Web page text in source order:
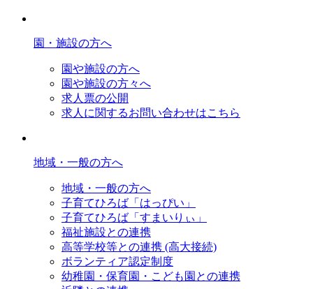
園・施設の方へ
園や施設の方へ
園や施設の方々へ
求人票の公開
求人に関するお問い合わせはこちら
地域・一般の方へ
地域・一般の方へ
子育てひろば「はっぴい」
子育てひろば「すまいりぃ」
福祉施設との連携
高等学校等との連携 (高大接続)
ボランティア認定制度
幼稚園・保育園・こども園との連携